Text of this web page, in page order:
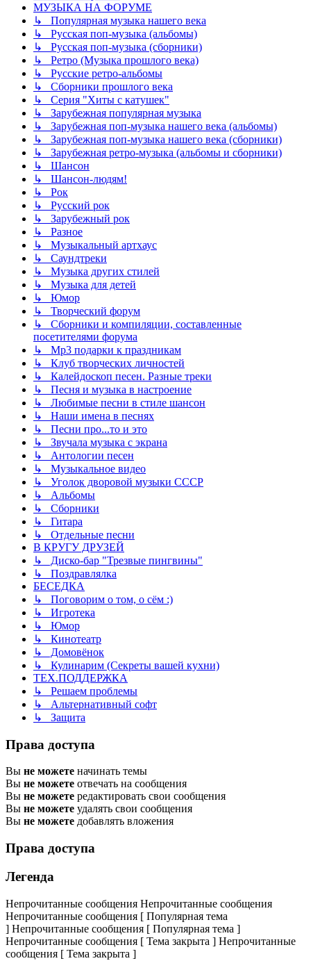
МУЗЫКА НА ФОРУМЕ
↳ Популярная музыка нашего века
↳ Русская поп-музыка (альбомы)
↳ Русская поп-музыка (сборники)
↳ Ретро (Музыка прошлого века)
↳ Русские ретро-альбомы
↳ Сборники прошлого века
↳ Серия "Хиты с катушек"
↳ Зарубежная популярная музыка
↳ Зарубежная поп-музыка нашего века (альбомы)
↳ Зарубежная поп-музыка нашего века (сборники)
↳ Зарубежная ретро-музыка (альбомы и сборники)
↳ Шансон
↳ Шансон-людям!
↳ Рок
↳ Русский рок
↳ Зарубежный рок
↳ Разное
↳ Музыкальный артхаус
↳ Саундтреки
↳ Музыка других стилей
↳ Музыка для детей
↳ Юмор
↳ Творческий форум
↳ Сборники и компиляции, составленные
посетителями форума
↳ Mp3 подарки к праздникам
↳ Клуб творческих личностей
↳ Калейдоскоп песен. Разные треки
↳ Песня и музыка в настроение
↳ Любимые песни в стиле шансон
↳ Наши имена в песнях
↳ Песни про...то и это
↳ Звучала музыка с экрана
↳ Антологии песен
↳ Музыкальное видео
↳ Уголок дворовой музыки СССР
↳ Альбомы
↳ Сборники
↳ Гитара
↳ Отдельные песни
В КРУГУ ДРУЗЕЙ
↳ Диско-бар "Трезвые пингвины"
↳ Поздравлялка
БЕСЕДКА
↳ Поговорим о том, о сём :)
↳ Игротека
↳ Юмор
↳ Кинотеатр
↳ Домовёнок
↳ Кулинарим (Секреты вашей кухни)
ТЕХ.ПОДДЕРЖКА
↳ Решаем проблемы
↳ Альтернативный софт
↳ Защита
Права доступа
Вы не можете начинать темы
Вы не можете отвечать на сообщения
Вы не можете редактировать свои сообщения
Вы не можете удалять свои сообщения
Вы не можете добавлять вложения
Права доступа
Легенда
Непрочитанные сообщения Непрочитанные сообщения
Непрочитанные сообщения [ Популярная тема
] Непрочитанные сообщения [ Популярная тема ]
Непрочитанные сообщения [ Тема закрыта ] Непрочитанные
сообщения [ Тема закрыта ]